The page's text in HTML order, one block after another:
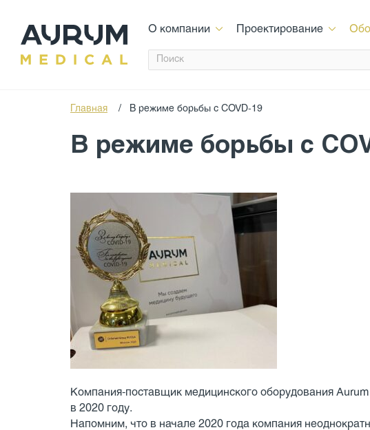
О компании Проектирование
Главная / В режиме борьбы с COVD-19
В режиме борьбы с
Компания-поставщик медицинского оборудования
в 2020 году.
Напомним, что в начале 2020 года компания